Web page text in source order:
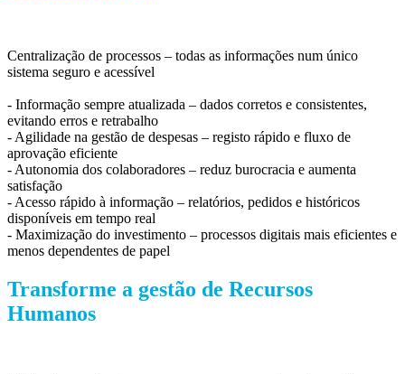
Centralização de processos – todas as informações num único
sistema seguro e acessível
- Informação sempre atualizada – dados corretos e consistentes,
evitando erros e retrabalho
- Agilidade na gestão de despesas – registo rápido e fluxo de
aprovação eficiente
- Autonomia dos colaboradores – reduz burocracia e aumenta
satisfação
- Acesso rápido à informação – relatórios, pedidos e históricos
disponíveis em tempo real
- Maximização do investimento – processos digitais mais eficientes e
menos dependentes de papel
Transforme a gestão de Recursos
Humanos